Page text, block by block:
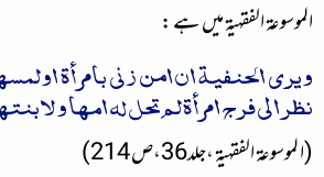
الموسوعۃ الفقہیۃ میں ہے :
ویری الحنفیۃ ان امن زنی بامرأۃ
نظر الی فرج امرأۃ لم تحل لہ امھا و
(ا لموسوعۃ الفقہیۃ ،جلد36،ص 214)